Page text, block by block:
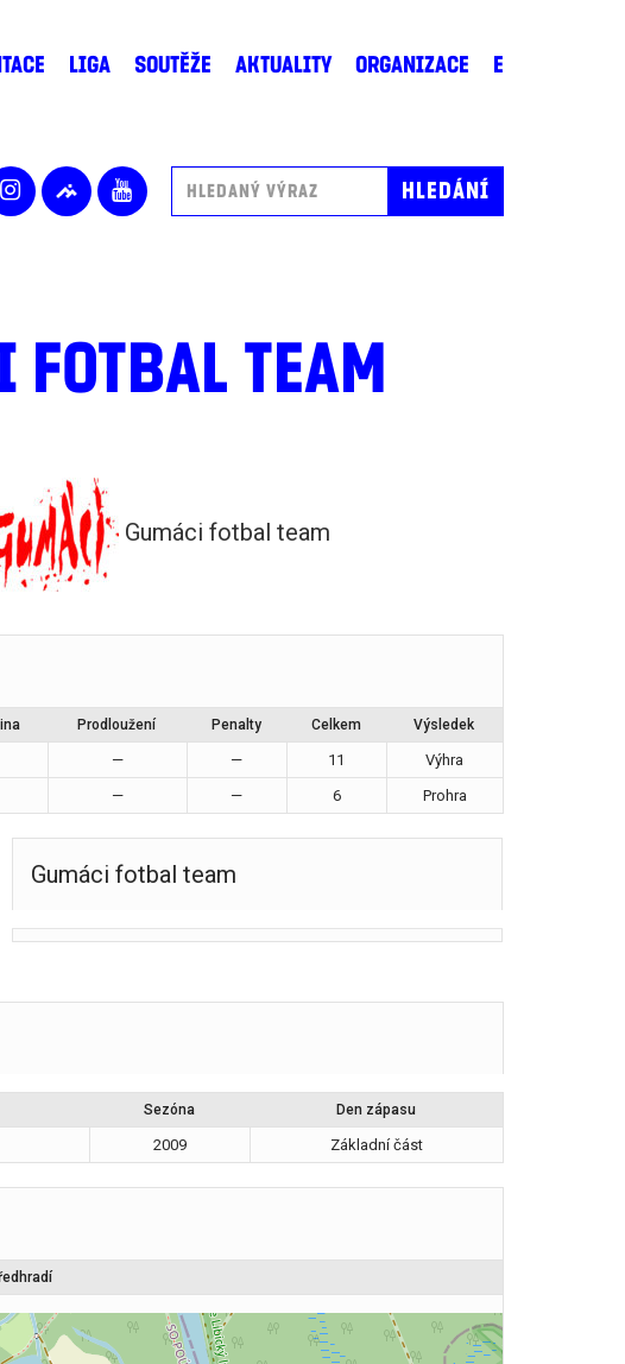
LIGA SOUTĚŽE AKTUALITY ORGANIZACE E
TEAM
Gumáci fotbal team
Prodloužení Penalty Celkem Výsledek
— — 11
Výhra
— — 6 Prohra
Gumáci fotbal team
Sezóna Den zápasu
2009 Základní část